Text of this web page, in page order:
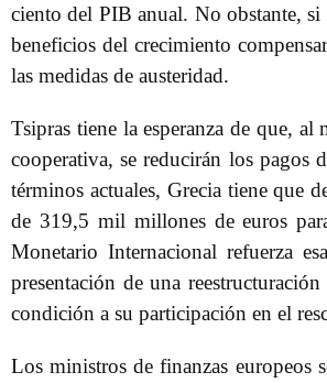
ciento del PIB anual. No obstante, si
beneficios del crecimiento
las medidas de austeridad.
Tsipras tiene la esperanza de que, al
cooperativa, se reducirán los pagos
términos actuales, Grecia tiene que
de 319,5 mil millones de euros
Monetario Internacional refuerza
presentación de una
condición a su participación en el
Los ministros de finanzas europeos